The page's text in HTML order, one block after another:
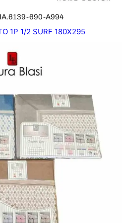
690-A994
1P 1/2 SURF 180X295